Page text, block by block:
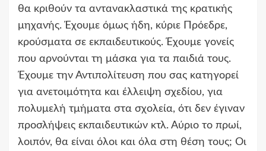
θα κριθούν τα αντανακλαστικά της κρατικής
μηχανής. Έχουμε όμως ήδη, κύριε Πρόεδρε,
κρούσματα σε εκπαιδευτικούς. Έχουμε γονείς
που αρνούνται τη μάσκα για τα παιδιά τους.
Έχουμε την Αντιπολίτευση που σας κατηγορεί
για ανετοιμότητα και έλλειψη σχεδίου, για
πολυμελή τμήματα στα σχολεία, ότι δεν έγιναν
προσλήψεις εκπαιδευτικών κτλ. Αύριο το πρωί,
λοιπόν, θα είναι όλοι και όλα στη θέση τους; Οι